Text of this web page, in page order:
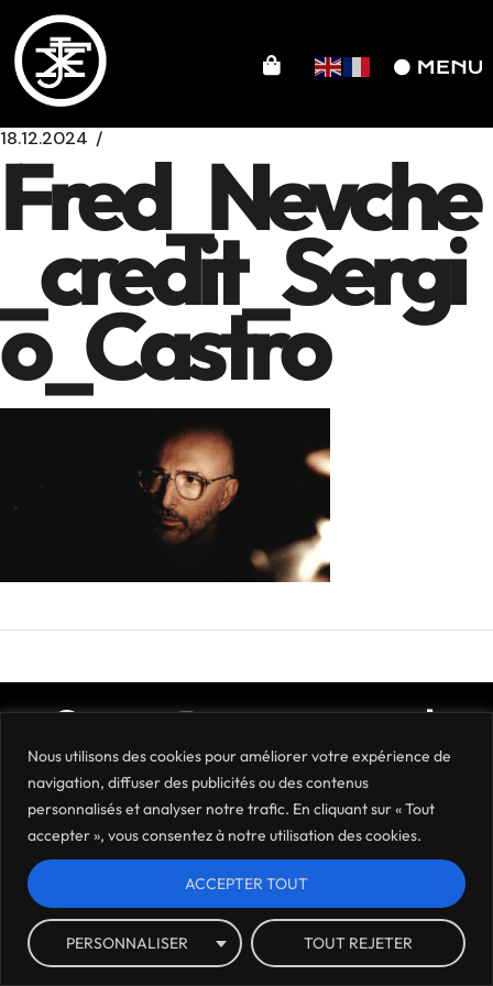
Nous utilisons des cookies pour améliorer votre expérience de
navigation, diffuser des publicités ou des contenus
personnalisés et analyser notre trafic. En cliquant sur « Tout
accepter », vous consentez à notre utilisation des cookies.
PERSONNALISER TOUT REJETER
ACCEPTER TOUT
18.12.2024
Fred_Nevche
_credit_Sergi
o_Castro